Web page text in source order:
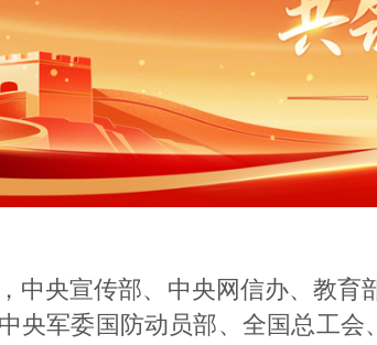
中央宣传部、中央网信办、教育
央军委国防动员部、全国总工